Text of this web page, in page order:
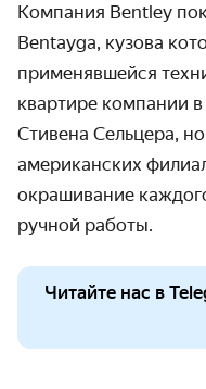
Компания Bentley
Bentayga, кузова
применявшейся
квартире компании
Стивена Сельцера,
американских
окрашивание
ручной работы.
Читайте нас в